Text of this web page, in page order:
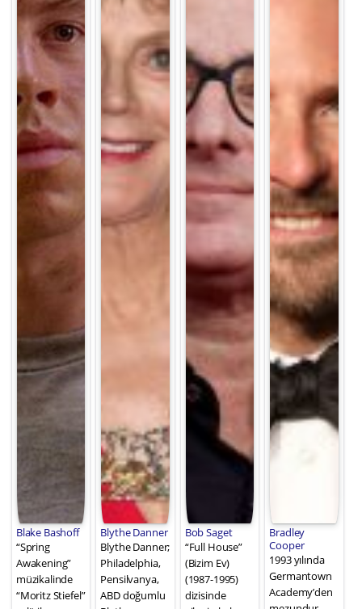
Blake Bashoff
“Spring
Awakening”
müzikalinde
“Moritz Stiefel”
Blythe Danner
Blythe Danner;
Philadelphia,
Pensilvanya,
ABD doğumlu
Bob Saget
“Full House”
(Bizim Ev)
(1987-1995)
dizisinde
Bradley
Cooper
1993 yılında
Germantown
Academy’den